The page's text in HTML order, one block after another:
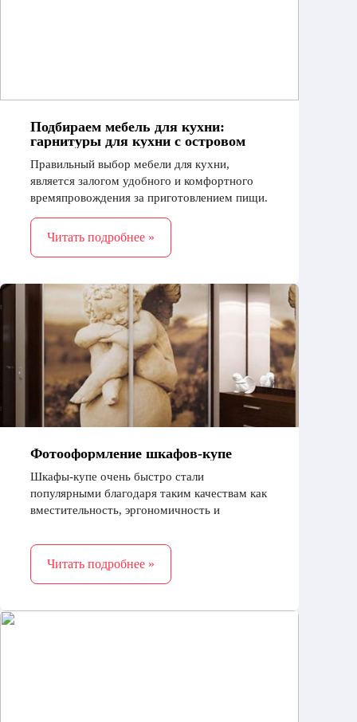
Подбираем мебель для кухни:
гарнитуры для кухни с островом
Правильный выбор мебели для кухни,
является залогом удобного и комфортного
времяпровождения за приготовлением пищи.
Сегодня существует масса различий в стиле,
конфигурации
Читать подробнее »
Фотооформление шкафов-купе
Шкафы-купе очень быстро стали
популярными благодаря таким качествам как
вместительность, эргономичность и
постоянно совершенствовали эту модель
Читать подробнее »